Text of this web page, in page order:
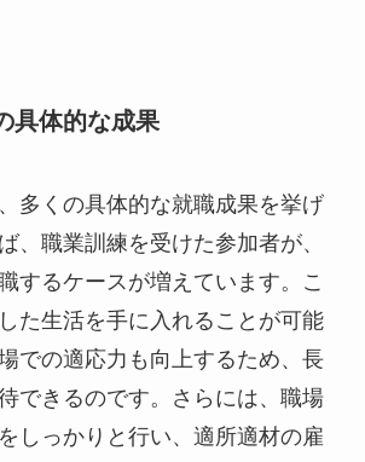
具体的な成果
多くの具体的な就職成果を挙げ
、職業訓練を受けた参加者が、
するケースが増えています。こ
た生活を手に入れることが可能
での適応力も向上するため、長
できるのです。さらには、職場
しっかりと行い、適所適材の雇